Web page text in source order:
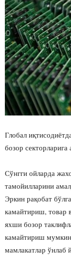
Глобал
бозор
Сўнгги ойларда
тамойилларини
Эркин рақобат
камайтириш, товар
яхши бозор
камайтириш
мамлакатлар ўнлаб